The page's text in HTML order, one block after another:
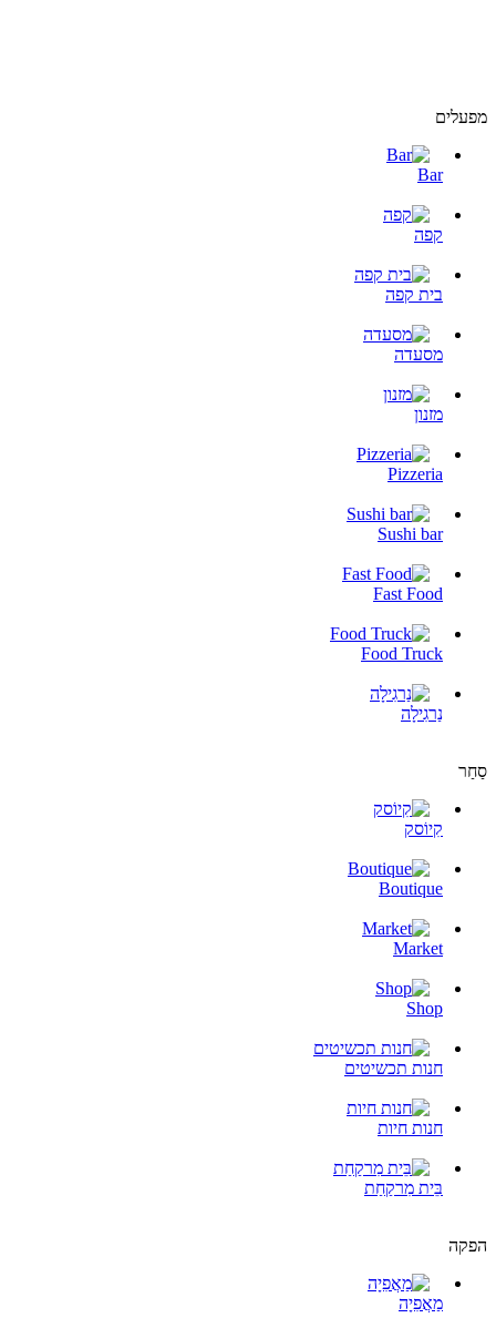
מפעלים
Bar
קפה
בית קפה
מסעדה
מזנון
Pizzeria
Sushi bar
Fast Food
Food Truck
נַרגִילָה
סַחַר
קִיוֹסק
Boutique
Market
Shop
חנות תכשיטים
חנות חיות
בֵּית מִרקַחַת
הפקה
מַאֲפִיָה